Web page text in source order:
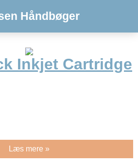
Håndbøger
Inkjet Cartridge
Læs mere »